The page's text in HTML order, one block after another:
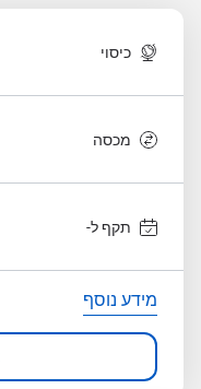
כיסוי
מכסה
תקף ל-
מידע נוסף